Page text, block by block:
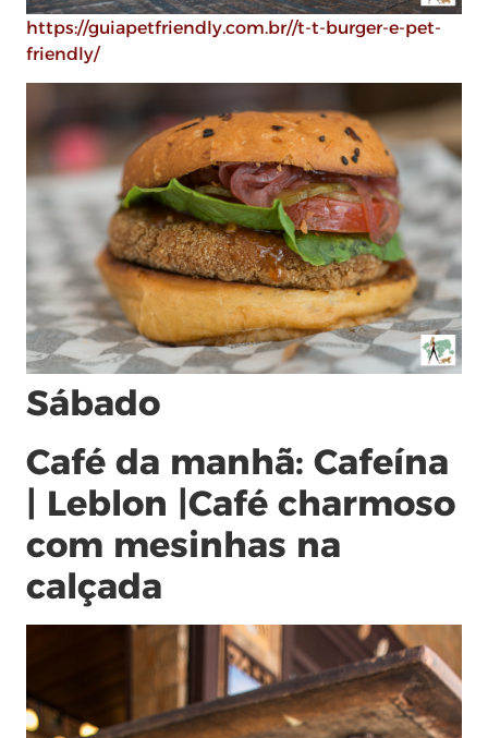
https://guiapetfriendly.com.br//t-t-burger-e-pet-
friendly/
Sábado
Café da manhã: Cafeína
| Leblon |Café charmoso
com mesinhas na
calçada